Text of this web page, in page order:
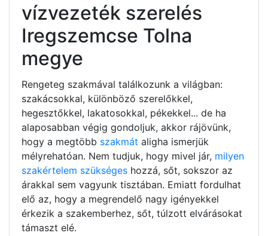
vízvezeték szerelés
Iregszemcse Tolna
megye
Rengeteg szakmával találkozunk a világban:
szakácsokkal, különböző szerelőkkel,
hegesztőkkel, lakatosokkal, pékekkel... de ha
alaposabban végig gondoljuk, akkor rájövünk,
hogy a megtöbb szakmát aligha ismerjük
mélyrehatóan. Nem tudjuk, hogy mivel jár, milyen
szakértelem szükséges hozzá, sőt, sokszor az
árakkal sem vagyunk tisztában. Emiatt fordulhat
elő az, hogy a megrendelő nagy igényekkel
érkezik a szakemberhez, sőt, túlzott elvárásokat
támaszt elé.